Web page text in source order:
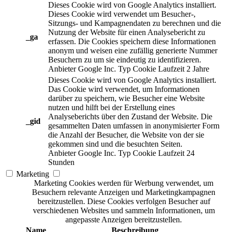
_ga
Dieses Cookie wird von Google Analytics installiert.
Dieses Cookie wird verwendet um Besucher-,
Sitzungs- und Kampagnendaten zu berechnen und die
Nutzung der Website für einen Analysebericht zu
erfassen. Die Cookies speichern diese Informationen
anonym und weisen eine zufällig generierte Nummer
Besuchern zu um sie eindeutig zu identifizieren.
Anbieter Google Inc. Typ Cookie Laufzeit 2 Jahre
_gid
Dieses Cookie wird von Google Analytics installiert.
Das Cookie wird verwendet, um Informationen
darüber zu speichern, wie Besucher eine Website
nutzen und hilft bei der Erstellung eines
Analyseberichts über den Zustand der Website. Die
gesammelten Daten umfassen in anonymisierter Form
die Anzahl der Besucher, die Website von der sie
gekommen sind und die besuchten Seiten.
Anbieter Google Inc. Typ Cookie Laufzeit 24
Stunden
Marketing
Marketing Cookies werden für Werbung verwendet, um
Besuchern relevante Anzeigen und Marketingkampagnen
bereitzustellen. Diese Cookies verfolgen Besucher auf
verschiedenen Websites und sammeln Informationen, um
angepasste Anzeigen bereitzustellen.